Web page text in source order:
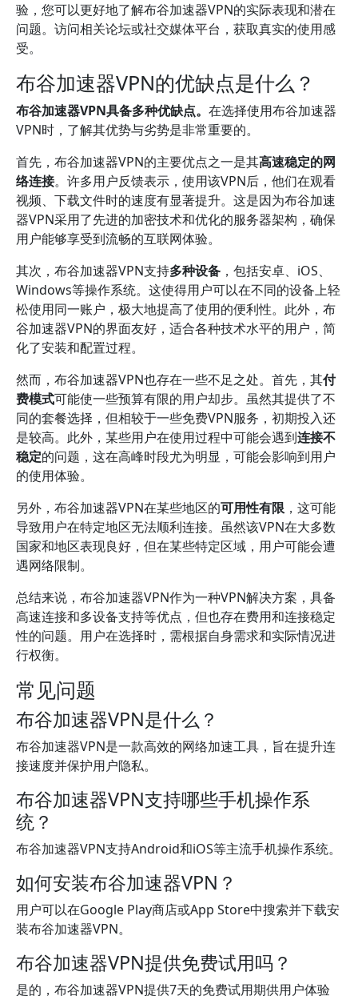
验，您可以更好地了解布谷加速器VPN的实际表现和潜在
问题。访问相关论坛或社交媒体平台，获取真实的使用感
受。
布谷加速器VPN的优缺点是什么？
布谷加速器VPN具备多种优缺点。 在选择使用布谷加速器
VPN时，了解其优势与劣势是非常重要的。
首先，布谷加速器VPN的主要优点之一是其高速稳定的网
络连接。许多用户反馈表示，使用该VPN后，他们在观看
视频、下载文件时的速度有显著提升。这是因为布谷加速
器VPN采用了先进的加密技术和优化的服务器架构，确保
用户能够享受到流畅的互联网体验。
其次，布谷加速器VPN支持多种设备 ，包括安卓、iOS、
Windows等操作系统。这使得用户可以在不同的设备上轻
松使用同一账户，极大地提高了使用的便利性。此外，布
谷加速器VPN的界面友好，适合各种技术水平的用户，简
化了安装和配置过程。
然而，布谷加速器VPN也存在一些不足之处。首先，其付
费模式可能使一些预算有限的用户却步。虽然其提供了不
同的套餐选择，但相较于一些免费VPN服务，初期投入还
是较高。此外，某些用户在使用过程中可能会遇到连接不
稳定的问题，这在高峰时段尤为明显，可能会影响到用户
的使用体验。
另外，布谷加速器VPN在某些地区的可用性有限 ，这可能
导致用户在特定地区无法顺利连接。虽然该VPN在大多数
国家和地区表现良好，但在某些特定区域，用户可能会遭
遇网络限制。
总结来说，布谷加速器VPN作为一种VPN解决方案，具备
高速连接和多设备支持等优点，但也存在费用和连接稳定
性的问题。用户在选择时，需根据自身需求和实际情况进
行权衡。
常见问题
布谷加速器VPN是什么？
布谷加速器VPN是一款高效的网络加速工具，旨在提升连
接速度并保护用户隐私。
布谷加速器VPN支持哪些手机操作系
统？
布谷加速器VPN支持Android和iOS等主流手机操作系统。
如何安装布谷加速器VPN？
用户可以在Google Play商店或App Store中搜索并下载安
装布谷加速器VPN。
布谷加速器VPN提供免费试用吗？
是的，布谷加速器VPN提供7天的免费试用期供用户体验